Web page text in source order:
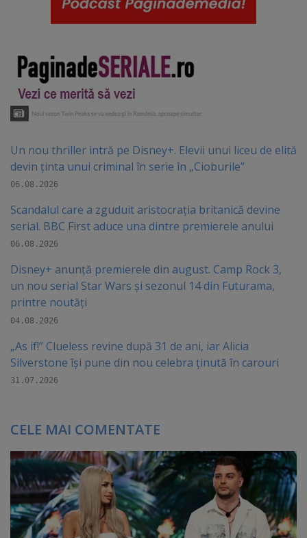
Un nou thriller intră pe Disney+. Elevii unui liceu de elită
devin ținta unui criminal în serie în „Cioburile”
06.08.2026
Scandalul care a zguduit aristocrația britanică devine
serial. BBC First aduce una dintre premierele anului
06.08.2026
Disney+ anunță premierele din august. Camp Rock 3,
un nou serial Star Wars și sezonul 14 din Futurama,
printre noutăți
04.08.2026
„As if!” Clueless revine după 31 de ani, iar Alicia
Silverstone își pune din nou celebra ținută în carouri
31.07.2026
CELE MAI COMENTATE